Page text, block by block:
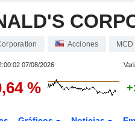
Acciones MCD
07/08/2026
%